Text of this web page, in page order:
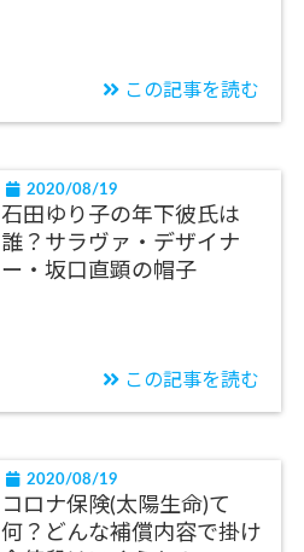
この記事を読む
2020/08/19
石田ゆり子の年下彼氏は
誰？サラヴァ・デザイナ
ー・坂口直顕の帽子
この記事を読む
2020/08/19
コロナ保険(太陽生命)て
何？どんな補償内容で掛け